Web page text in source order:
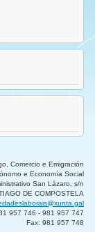
Comercio e Emigración
e Economía Social
San Lázaro, s/n
DE COMPOSTELA
957 746 - 981 957 747
Fax: 981 957 748